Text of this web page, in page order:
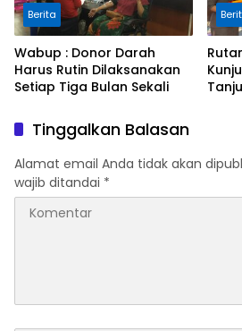
Berita
Wabup : Donor Darah
Harus Rutin Dilaksanakan
Setiap Tiga Bulan Sekali
Tinggalkan Balasan
Alamat email Anda tidak akan
wajib ditandai *